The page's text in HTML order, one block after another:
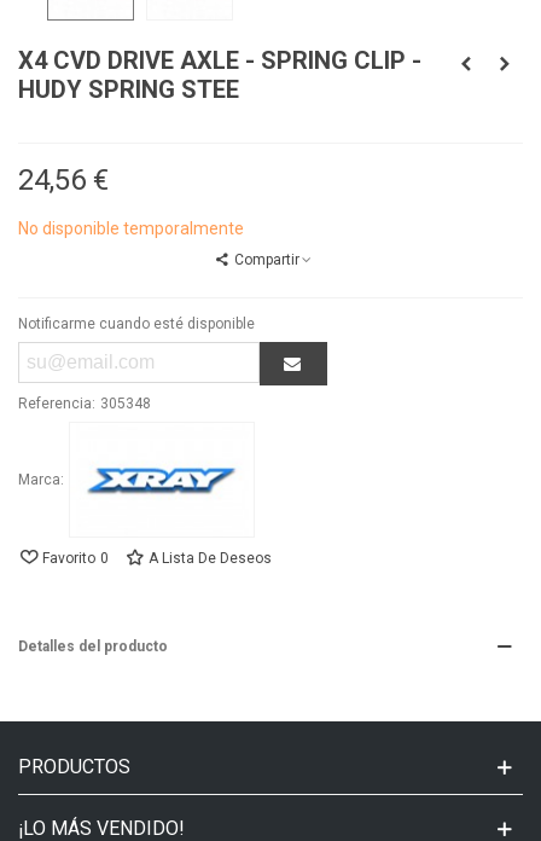
X4 CVD DRIVE AXLE - SPRING CLIP -
HUDY SPRING STEE
24,56 €
No disponible temporalmente
Compartir
Notificarme cuando esté disponible
Referencia: 305348
Marca:
Favorito 0 A Lista De Deseos
Detalles del producto
PRODUCTOS
¡LO MÁS VENDIDO!